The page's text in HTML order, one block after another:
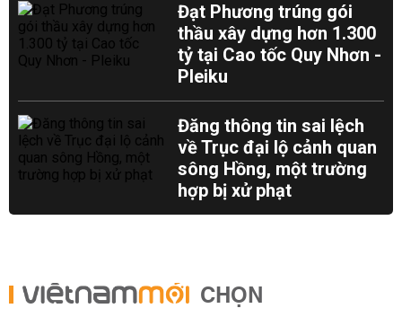
Đạt Phương trúng gói
thầu xây dựng hơn 1.300
tỷ tại Cao tốc Quy Nhơn -
Pleiku
Đăng thông tin sai lệch
về Trục đại lộ cảnh quan
sông Hồng, một trường
hợp bị xử phạt
CHỌN